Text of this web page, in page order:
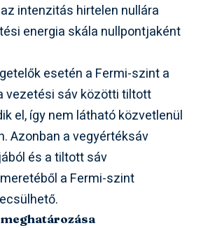
intenzitás hirtelen nullára
energia skála nullpontjaként
esetén a Fermi-szint a
vezetési sáv közötti tiltott
el, így nem látható közvetlenül
Azonban a vegyértéksáv
és a tiltott sáv
a Fermi-szint